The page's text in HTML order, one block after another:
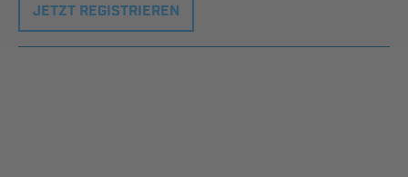
JETZT REGISTRIEREN